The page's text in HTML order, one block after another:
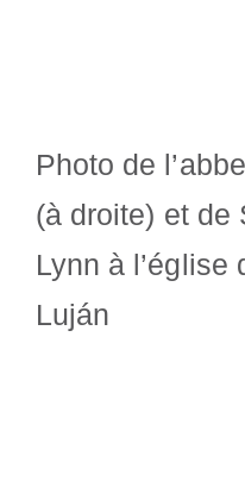
Photo de
(à droite) et
Lynn à l’église
Luján